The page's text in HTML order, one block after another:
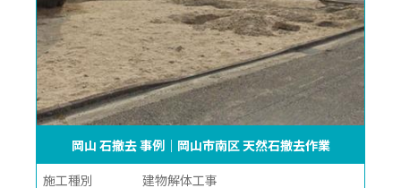
岡山 石撤去 事例｜岡山市南区 天然石撤去作業
施工種別
建物解体工事